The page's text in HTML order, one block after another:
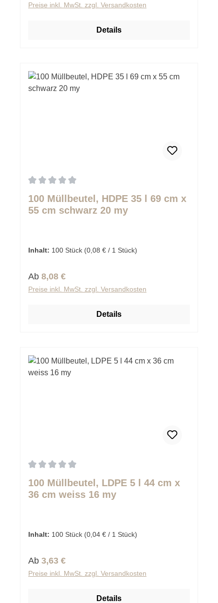
Preise inkl. MwSt. zzgl. Versandkosten
Details
100 Müllbeutel, HDPE 35 l 69 cm x
55 cm schwarz 20 my
Inhalt: 100 Stück (0,08 € / 1 Stück)
Regulärer Preis:
Ab 8,08 €
Preise inkl. MwSt. zzgl. Versandkosten
Details
100 Müllbeutel, LDPE 5 l 44 cm x
36 cm weiss 16 my
Inhalt: 100 Stück (0,04 € / 1 Stück)
Regulärer Preis:
Ab 3,63 €
Preise inkl. MwSt. zzgl. Versandkosten
Details